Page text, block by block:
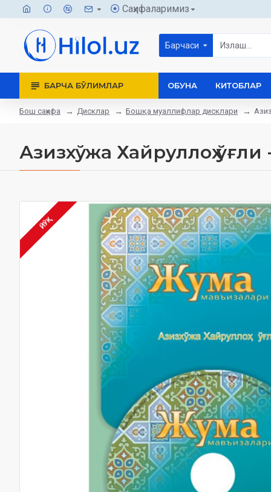
Саҳифаларимиз
Барчаси
БАРЧА БЎЛИМЛАР ОБУНА КИТОБЛАР
Бош саҳифа Дисклар Бошқа муаллифлар дисклари
Азизхўжа Хайруллоҳ
ЙЎҚ